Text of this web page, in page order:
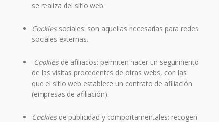
se realiza del sitio web.
Cookies sociales: son aquellas necesarias para redes
sociales externas.
Cookies de afiliados: permiten hacer un seguimiento
de las visitas procedentes de otras webs, con las
que el sitio web establece un contrato de afiliación
(empresas de afiliación).
Cookies de publicidad y comportamentales: recogen